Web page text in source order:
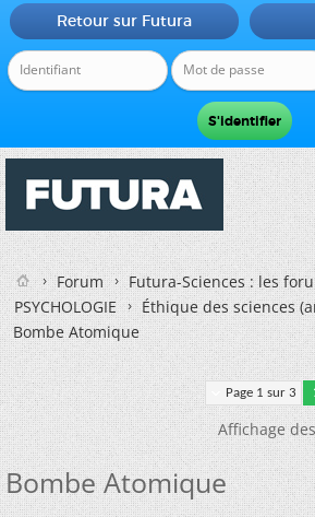
Retour sur Futura
Forum
Futura-Sciences : les
PSYCHOLOGIE
Éthique des sciences
Bombe Atomique
Page 1 sur 3
Affichage
Bombe Atomique